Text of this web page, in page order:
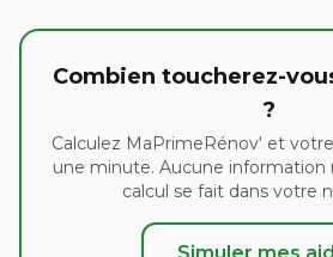
Combien toucherez-
?
Calculez MaPrimeRénov' et
une minute. Aucune information
calcul se fait dans votre